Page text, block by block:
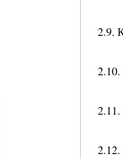
2.9.
2.10.